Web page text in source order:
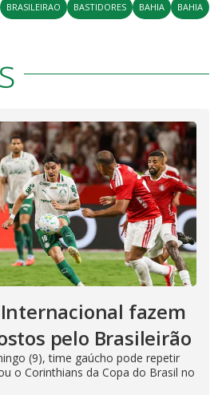
BRASILEIRAO BASTIDORES BAHIA BAHIA
fazem
pelo Brasileirão
(9), time gaúcho pode repetir
o Corinthians da Copa do Brasil no